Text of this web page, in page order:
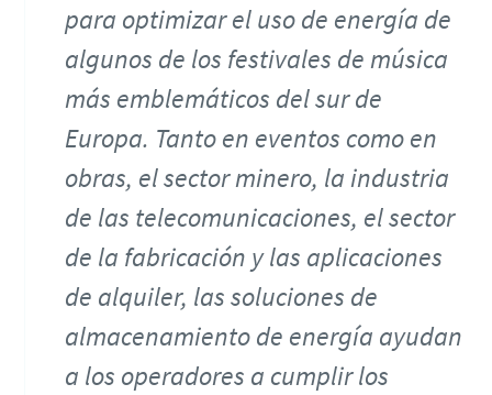
para optimizar el uso de energía de
algunos de los festivales de música
más emblemáticos del sur de
Europa. Tanto en eventos como en
obras, el sector minero, la industria
de las telecomunicaciones, el sector
de la fabricación y las aplicaciones
de alquiler, las soluciones de
almacenamiento de energía ayudan
a los operadores a cumplir los